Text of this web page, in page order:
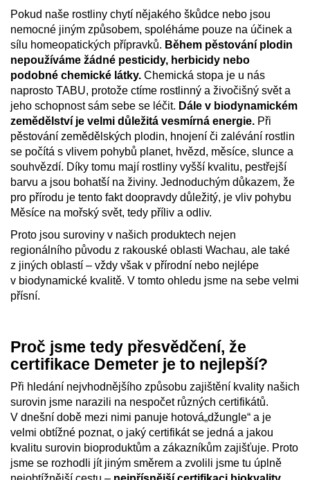
Pokud naše rostliny chytí nějakého škůdce nebo jsou
nemocné jiným způsobem, spoléháme pouze na účinek a
sílu homeopatických přípravků. Během pěstování plodin
nepoužíváme žádné pesticidy, herbicidy nebo
podobné chemické látky. Chemická stopa je u nás
naprosto TABU, protože ctíme rostlinný a živočišný svět a
jeho schopnost sám sebe se léčit. Dále v biodynamickém
zemědělství je velmi důležitá vesmírná energie. Při
pěstování zemědělských plodin, hnojení či zalévání rostlin
se počítá s vlivem pohybů planet, hvězd, měsíce, slunce a
souhvězdí. Díky tomu mají rostliny vyšší kvalitu, pestřejší
barvu a jsou bohatší na živiny. Jednoduchým důkazem, že
pro přírodu je tento fakt doopravdy důležitý, je vliv pohybu
Měsíce na mořský svět, tedy příliv a odliv.
Proto jsou suroviny v našich produktech nejen
regionálního původu z rakouské oblasti Wachau, ale také
z jiných oblastí – vždy však v přírodní nebo nejlépe
v biodynamické kvalitě. V tomto ohledu jsme na sebe velmi
přísní.
Proč jsme tedy přesvědčení, že
certifikace Demeter je to nejlepší?
Při hledání nejvhodnějšího způsobu zajištění kvality našich
surovin jsme narazili na nespočet různých certifikátů.
V dnešní době mezi nimi panuje hotová„džungle“ a je
velmi obtížné poznat, o jaký certifikát se jedná a jakou
kvalitu surovin bioproduktům a zákazníkům zajišťuje. Proto
jsme se rozhodli jít jiným směrem a zvolili jsme tu úplně